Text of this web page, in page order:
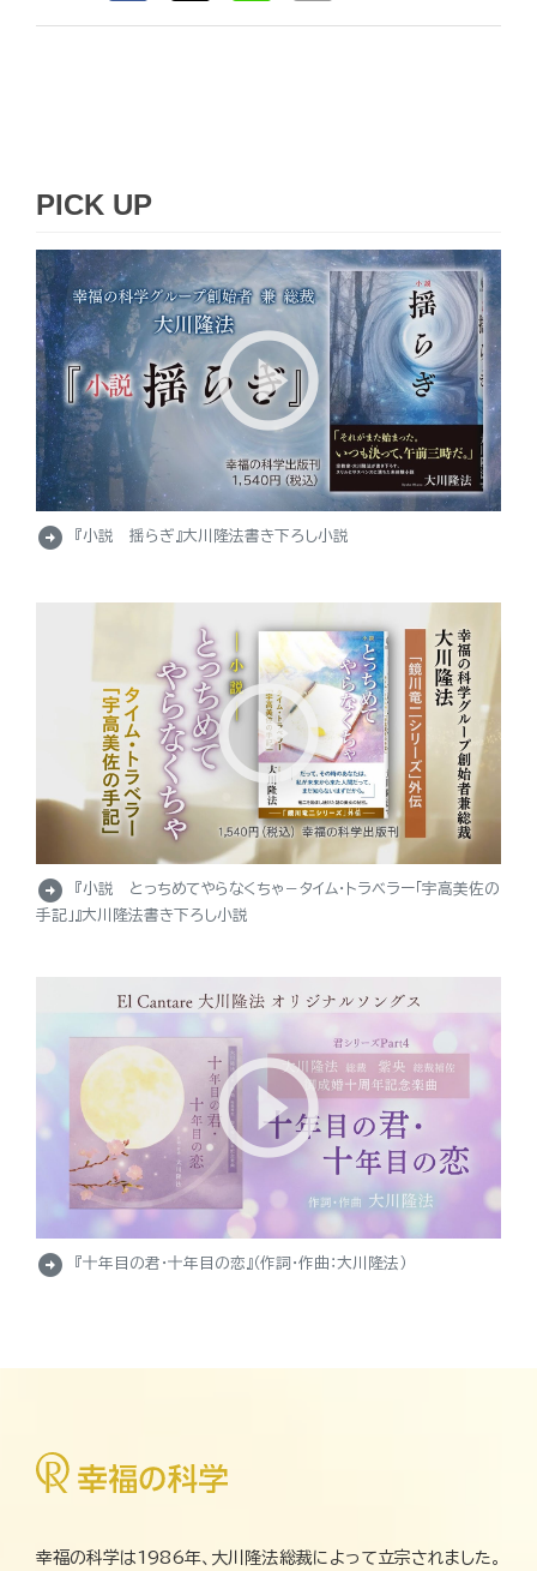
PICK UP
arrow_circle_right 『小説 揺らぎ』大川隆法書き下ろし小説
arrow_circle_right
『小説 とっちめてやらなくちゃ－タイム・トラベラー「宇高美佐の
手記」』大川隆法書き下ろし小説
arrow_circle_right 『十年目の君・十年目の恋』（作詞・作曲：大川隆法）
幸福の科学は1986年、大川隆法総裁によって立宗されました。